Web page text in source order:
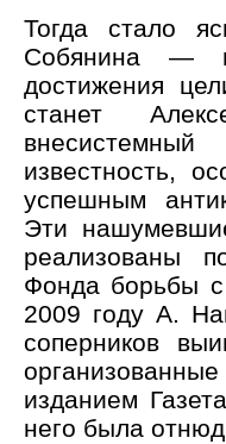
Тогда стало
Собянина —
достижения
станет
известность,
успешным
Эти
реализованы
Фонда борьбы с
2009 году А.
соперников
изданием
него была